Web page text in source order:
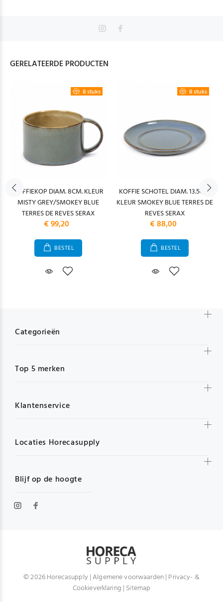
GERELATEERDE PRODUCTEN
8 stuks
KOFFIEKOP DIAM. 8CM. KLEUR
MISTY GREY/SMOKEY BLUE
TERRES DE REVES SERAX
€ 99,20
BESTEL
8 stuks
KOFFIE SCHOTEL DIAM. 13.5CM.
KLEUR SMOKEY BLUE TERRES DE
REVES SERAX
€ 88,00
BESTEL
Blijf op de hoogte
Categorieën
Top 5 merken
Klantenservice
Locaties Horecasupply
© 2026 Horecasupply |Algemene voorwaarden| Privacy- &
Cookieverklaring | Sitemap